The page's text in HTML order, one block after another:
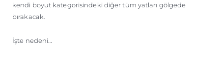
kendi boyut kategorisindeki diğer tüm yatları gölgede
bırakacak.
İşte nedeni…